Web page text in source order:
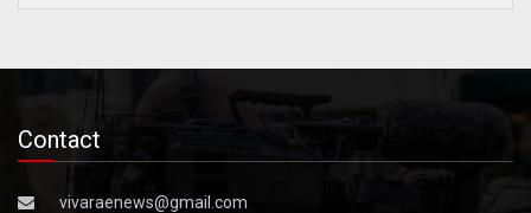
Contact
vivaraenews@gmail.com